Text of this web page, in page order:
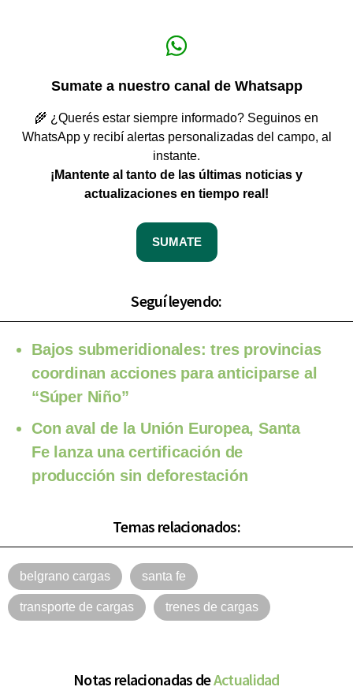
Sumate a nuestro canal de Whatsapp
🌾 ¿Querés estar siempre informado? Seguinos en
WhatsApp y recibí alertas personalizadas del campo, al
instante.
¡Mantente al tanto de las últimas noticias y
actualizaciones en tiempo real!
SUMATE
Seguí leyendo:
Bajos submeridionales: tres provincias
coordinan acciones para anticiparse al
“Súper Niño”
Con aval de la Unión Europea, Santa
Fe lanza una certificación de
producción sin deforestación
Temas relacionados:
belgrano cargas santa fe
transporte de cargas trenes de cargas
Notas relacionadas deActualidad